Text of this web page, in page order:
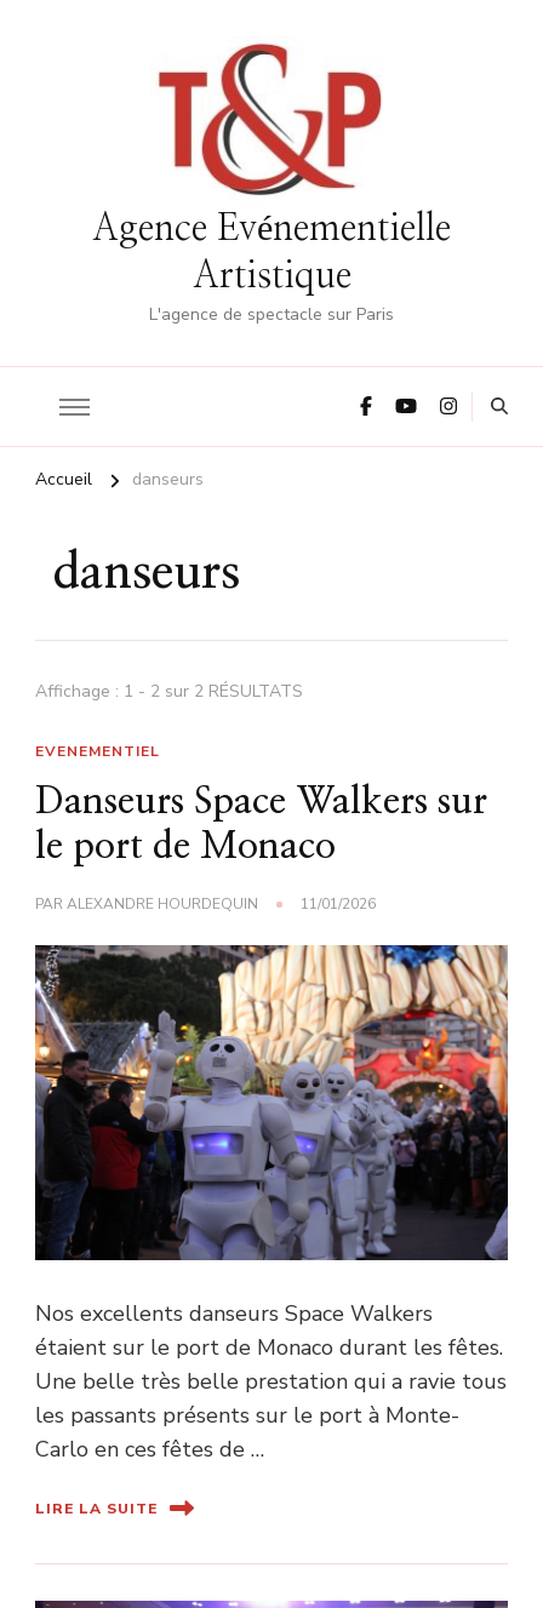
Agence Evénementielle
Artistique
L'agence de spectacle sur Paris
Accueil danseurs
danseurs
Affichage : 1 - 2 sur 2 RÉSULTATS
EVENEMENTIEL
Danseurs Space Walkers sur
le port de Monaco
PARALEXANDRE HOURDEQUIN 11/01/2026
Nos excellents danseurs Space Walkers
étaient sur le port de Monaco durant les fêtes.
Une belle très belle prestation qui a ravie tous
les passants présents sur le port à Monte-
Carlo en ces fêtes de …
LIRE LA SUITE